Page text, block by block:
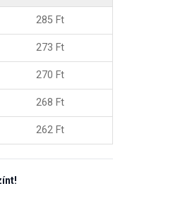
285 Ft
273 Ft
270 Ft
268 Ft
262 Ft